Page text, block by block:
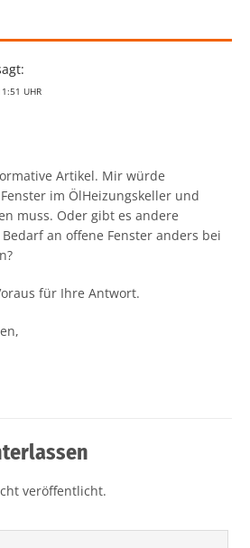
UHR
Artikel. Mir würde
im ÖlHeizungskeller und
muss. Oder gibt es andere
an offene Fenster anders bei
für Ihre Antwort.
veröffentlicht.